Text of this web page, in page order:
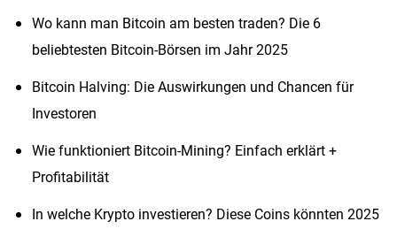
Wo kann man Bitcoin am besten traden? Die 6
beliebtesten Bitcoin-Börsen im Jahr 2025
Bitcoin Halving: Die Auswirkungen und Chancen für
Investoren
Wie funktioniert Bitcoin-Mining? Einfach erklärt +
Profitabilität
In welche Krypto investieren? Diese Coins könnten 2025